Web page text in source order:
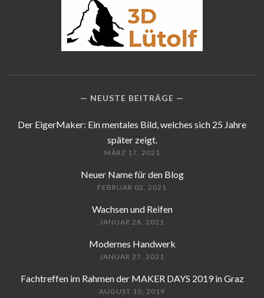
NEUSTE BEITRÄGE
Der EigerMaker: Ein mentales Bild, welches sich 25 Jahre
später zeigt.
MÄRZ 17, 2021
Neuer Name für den Blog
FEBRUAR 02, 2021
Wachsen und Reifen
JANUAR 28, 2021
Modernes Handwerk
JANUAR 27, 2021
Fachtreffen im Rahmen der MAKER DAYS 2019 in Graz
AUGUST 10, 2019